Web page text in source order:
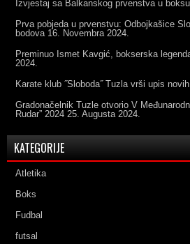
Izvjestaj sa Balkanskog prvenstva u boksu
Prva pobjeda u prvenstvu: Odbojkašice
bodova 16. Novembra 2024.
Preminuo Ismet Kavgić, bokserska
2024.
Karate klub ˝Sloboda˝ Tuzla vrši upis
Gradonačelnik Tuzle otvorio V
Rudar” 2024 25. Augusta 2024.
KATEGORIJE
Atletika
Boks
Fudbal
futsal